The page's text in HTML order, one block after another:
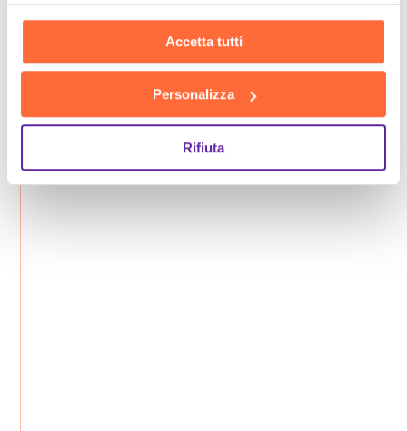
Accetta tutti
Personalizza
Rifiuta